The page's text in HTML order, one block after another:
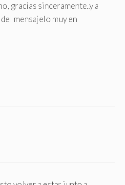
gracias sinceramente..y a
mensajelo muy en